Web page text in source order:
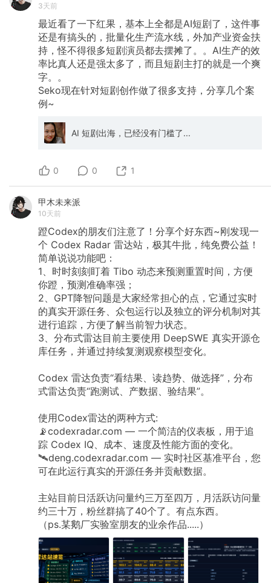
3天前
最近看了一下红果，基本上全都是AI短剧了，这件事
还是有搞头的，批量化生产流水线，外加产业资金扶
持，怪不得很多短剧演员都去摆摊了。。AI生产的效
率比真人还是强太多了，而且短剧主打的就是一个爽
字。。
Seko现在针对短剧创作做了很多支持，分享几个案
例~
AI 短剧出海，已经没有门槛了...
0 0 1
甲木未来派
10天前
蹬Codex的朋友们注意了！分享个好东西~刚发现一
个 Codex Radar 雷达站，极其牛批，纯免费公益！
简单说说功能吧：
1、时时刻刻盯着 Tibo 动态来预测重置时间，方便
你蹬，预测准确率强；
2、GPT降智问题是大家经常担心的点，它通过实时
的真实开源任务、众包运行以及独立的评分机制对其
进行追踪，方便了解当前智力状态。
3、分布式雷达目前主要使用 DeepSWE 真实开源仓
库任务，并通过持续复测观察模型变化。
Codex 雷达负责“看结果、读趋势、做选择”，分布
式雷达负责“跑测试、产数据、验结果”。
使用Codex雷达的两种方式:
📡codexradar.com — 一个简洁的仪表板，用于追
踪 Codex IQ、成本、速度及性能方面的变化。
🛰️deng.codexradar.com — 实时社区基准平台，您
可在此运行真实的开源任务并贡献数据。
主站目前日活跃访问量约三万至四万，月活跃访问量
约三十万，粉丝群搞了40个了。有点东西。
（ps.某鹅厂实验室朋友的业余作品.....）